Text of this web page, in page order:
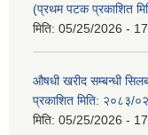
(प्रथम पटक प्रकाशित
मिति: 05/25/2026 -
औषधी खरीद सम्बन्धी
प्रकाशित मिति: २०८३/
मिति: 05/25/2026 -